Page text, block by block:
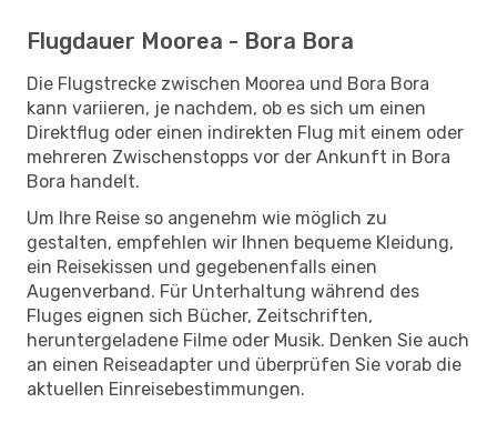
Flugdauer Moorea - Bora Bora
Die Flugstrecke zwischen Moorea und Bora Bora
kann variieren, je nachdem, ob es sich um einen
Direktflug oder einen indirekten Flug mit einem oder
mehreren Zwischenstopps vor der Ankunft in Bora
Bora handelt.
Um Ihre Reise so angenehm wie möglich zu
gestalten, empfehlen wir Ihnen bequeme Kleidung,
ein Reisekissen und gegebenenfalls einen
Augenverband. Für Unterhaltung während des
Fluges eignen sich Bücher, Zeitschriften,
heruntergeladene Filme oder Musik. Denken Sie auch
an einen Reiseadapter und überprüfen Sie vorab die
aktuellen Einreisebestimmungen.